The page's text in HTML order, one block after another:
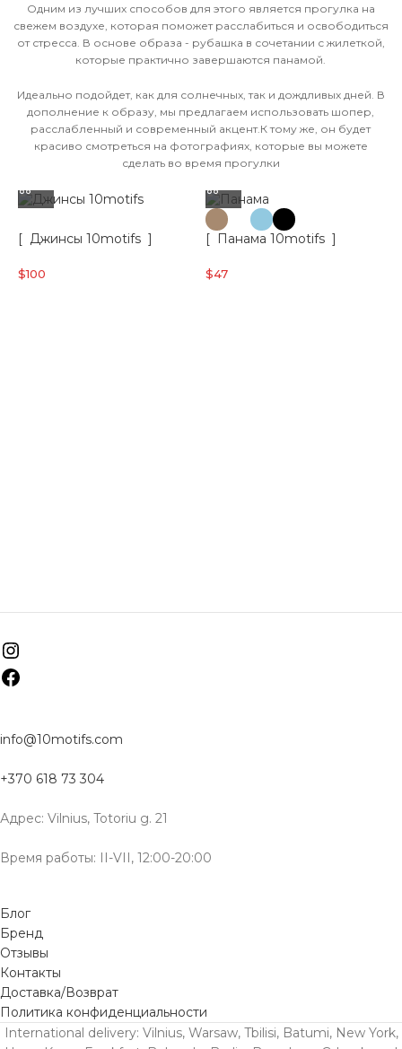
Одним из лучших способов для этого является прогулка на
свежем воздухе, которая поможет расслабиться и освободиться
от стресса. В основе образа - рубашка в сочетании с жилеткой,
которые практично завершаются панамой.
Идеально подойдет, как для солнечных, так и дождливых дней. В
дополнение к образу, мы предлагаем использовать шопер,
расслабленный и современный акцент.К тому же, он будет
красиво смотреться на фотографиях, которые вы можете
сделать во время прогулки
[ Джинсы 10motifs ]
$100
[ Панама 10motifs ]
$47
info@10motifs.com
+370 618 73 304
Адрес: Vilnius, Totoriu g. 21
Время работы: II-VII, 12:00-20:00
Блог
Бренд
Отзывы
Контакты
Доставка/Возврат
Политика конфиденциальности
International delivery: Vilnius, Warsaw, Tbilisi, Batumi, New York,